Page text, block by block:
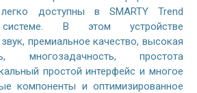
доступны в SMARTY Trend
системе. В этом устройстве
премиальное качество, высокая
многозадачность, простота
простой интерфейс и многое
компоненты и оптимизированное